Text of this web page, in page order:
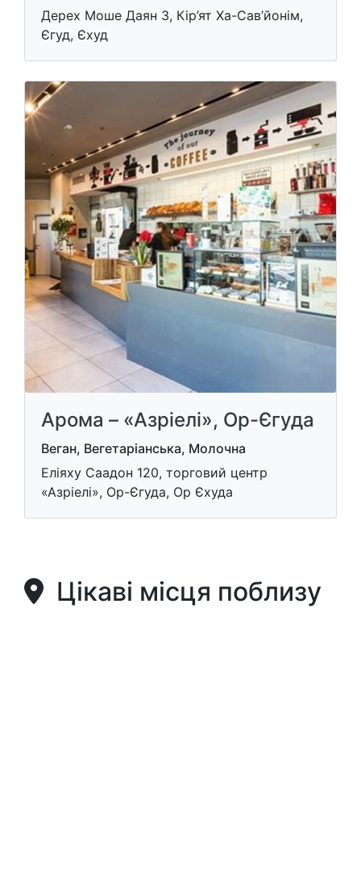
Дерех Моше Даян 3, Кір’ят Ха-Сав’йонім,
Єгуд, Єхуд
Арома – «Азріелі», Ор-Єгуда
Веган, Вегетаріанська, Молочна
Еліяху Саадон 120, торговий центр
«Азріелі», Ор-Єгуда, Ор Єхуда
Цікаві місця поблизу